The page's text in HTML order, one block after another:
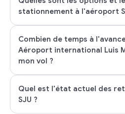
stationnement à l'aéroport
Combien de temps à
Aéroport international Luis
mon vol ?
Quel est l'état actuel des
SJU ?